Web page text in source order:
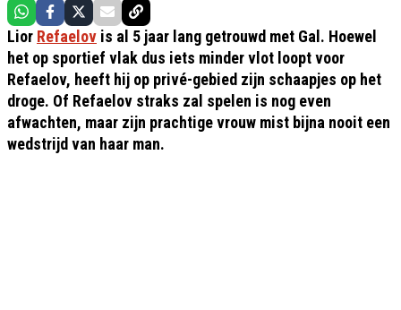
Lior Refaelov is al 5 jaar lang getrouwd met Gal. Hoewel
het op sportief vlak dus iets minder vlot loopt voor
Refaelov, heeft hij op privé-gebied zijn schaapjes op het
droge. Of Refaelov straks zal spelen is nog even
afwachten, maar zijn prachtige vrouw mist bijna nooit een
wedstrijd van haar man.